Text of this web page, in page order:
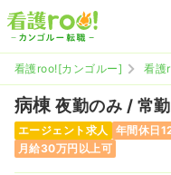
看護roo![カンゴルー] 看護
病棟夜勤のみ / 常勤
エージェント求人 年間休日
月給30万円以上可